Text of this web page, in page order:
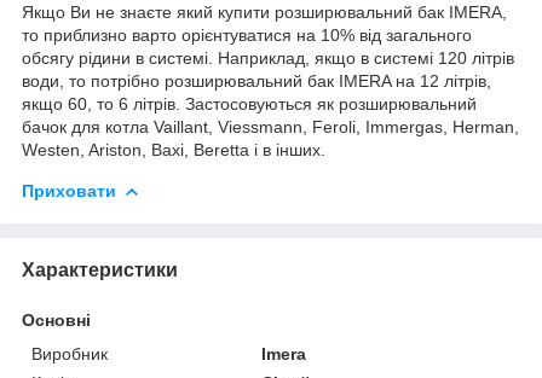
Якщо Ви не знаєте який купити розширювальний бак IMERA,
то приблизно варто орієнтуватися на 10% від загального
обсягу рідини в системі. Наприклад, якщо в системі 120 літрів
води, то потрібно розширювальний бак IMERA на 12 літрів,
якщо 60, то 6 літрів. Застосовуються як розширювальний
бачок для котла Vaillant, Viessmann, Feroli, Immergas, Herman,
Westen, Ariston, Baxi, Beretta і в інших.
Приховати
Характеристики
Основні
Виробник
Imera